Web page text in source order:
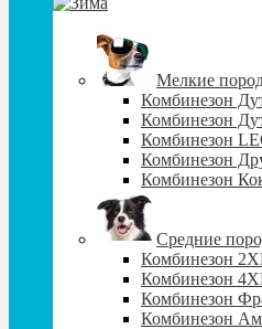
Мелкие
Комбинезон
Комбинезон
Комбинезон
Комбинезон
Комбинезон
Средние
Комбинезон
Комбинезон
Комбинезон
Комбинезон